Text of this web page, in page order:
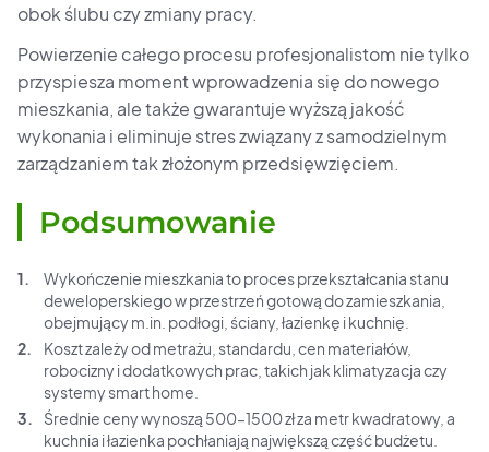
obok ślubu czy zmiany pracy.
Powierzenie całego procesu profesjonalistom nie tylko
przyspiesza moment wprowadzenia się do nowego
mieszkania, ale także gwarantuje wyższą jakość
wykonania i eliminuje stres związany z samodzielnym
zarządzaniem tak złożonym przedsięwzięciem.
Podsumowanie
Wykończenie mieszkania to proces przekształcania stanu
deweloperskiego w przestrzeń gotową do zamieszkania,
obejmujący m.in. podłogi, ściany, łazienkę i kuchnię.
Koszt zależy od metrażu, standardu, cen materiałów,
robocizny i dodatkowych prac, takich jak klimatyzacja czy
systemy smart home.
Średnie ceny wynoszą 500–1500 zł za metr kwadratowy, a
kuchnia i łazienka pochłaniają największą część budżetu.